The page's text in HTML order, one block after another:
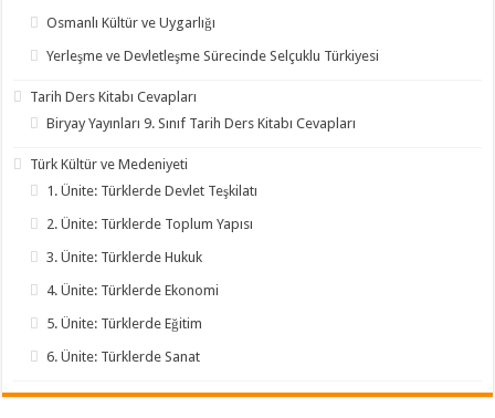
Osmanlı Kültür ve Uygarlığı
Yerleşme ve Devletleşme Sürecinde Selçuklu Türkiyesi
Tarih Ders Kitabı Cevapları
Biryay Yayınları 9. Sınıf Tarih Ders Kitabı Cevapları
Türk Kültür ve Medeniyeti
1. Ünite: Türklerde Devlet Teşkilatı
2. Ünite: Türklerde Toplum Yapısı
3. Ünite: Türklerde Hukuk
4. Ünite: Türklerde Ekonomi
5. Ünite: Türklerde Eğitim
6. Ünite: Türklerde Sanat